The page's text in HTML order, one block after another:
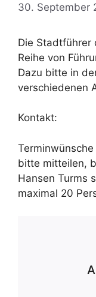
30. September
Die Stadtführer
Reihe von
Dazu bitte in
verschiedenen
Kontakt:
bitte mitteilen,
Hansen Turms
maximal 20